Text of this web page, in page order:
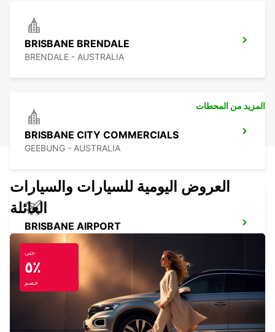
BRISBANE BRENDALE
BRENDALE - AUSTRALIA
BRISBANE CITY COMMERCIALS
GEEBUNG - AUSTRALIA
BRISBANE AIRPORT
BRISBANE - AUSTRALIA
BRISBANE FORTITUDE VALLEY
المزيد من المحطات
العروض اليومية للسيارات والسيارات
العائلة
حتى
٥٪
خصم